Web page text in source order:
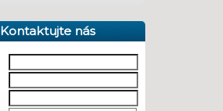
Kontaktujte nás